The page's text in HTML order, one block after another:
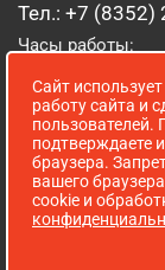
Тел.: +7 (8352)
Часы работы:
Суббота,
г. Йошкар-
Тел.: (8362)
Часы работы:
Понедельник –
Сайт
работу сайта и
пользователей.
подтверждаете
браузера.
вашего
cookie и